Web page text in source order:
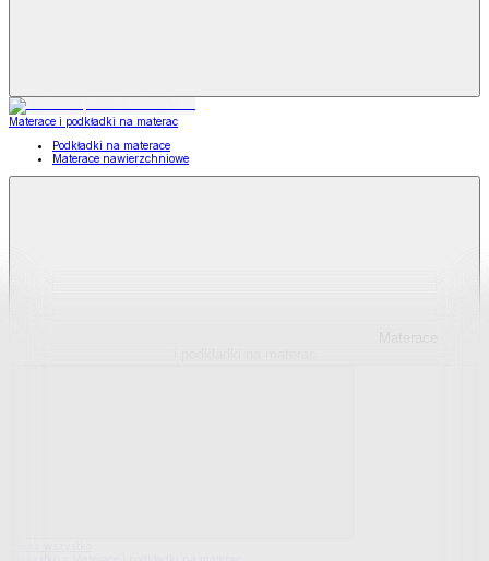
Materace i podkładki na materac
Podkładki na materace
Materace nawierzchniowe